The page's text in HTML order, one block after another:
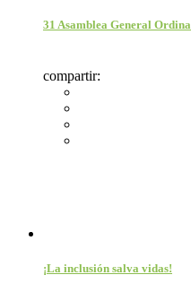
31 Asamblea General
compartir:
¡La inclusión salva vidas!